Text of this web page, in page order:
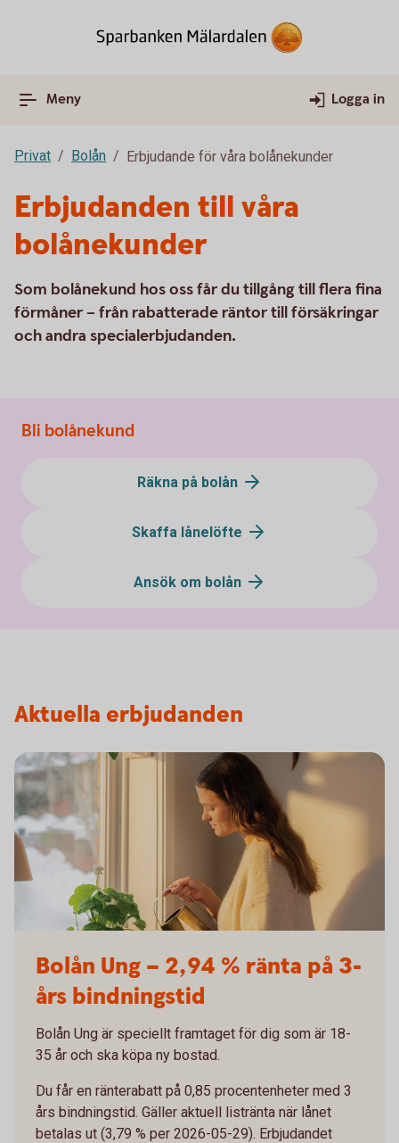
Meny Logga in
Privat Bolån Erbjudande för våra bolånekunder
Erbjudanden till våra
bolånekunder
Som bolånekund hos oss får du tillgång till flera fina
förmåner – från rabatterade räntor till försäkringar
och andra specialerbjudanden.
Bli bolånekund
Räkna på bolån
Skaffa lånelöfte
Ansök om bolån
Aktuella erbjudanden
Bolån Ung – 2,94 % ränta på 3-
års bindningstid
Bolån Ung är speciellt framtaget för dig som är 18-
35 år och ska köpa ny bostad.
Du får en ränterabatt på 0,85 procentenheter med 3
års bindningstid. Gäller aktuell listränta när lånet
betalas ut (3,79 % per 2026-05-29). Erbjudandet